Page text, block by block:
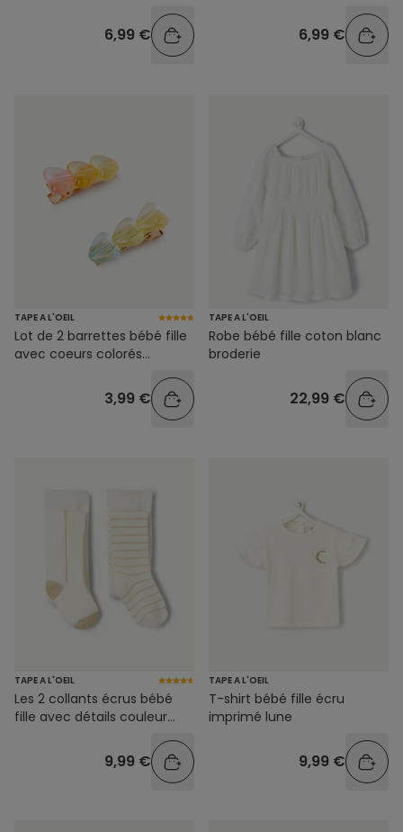
6,99 € 6,99 €
TAPE A L'OEIL
Lot de 2 barrettes bébé fille
avec coeurs colorés
3,99 €
TAPE A L'OEIL
Robe bébé fille coton blanc
broderie
22,99 €
TAPE A L'OEIL
Les 2 collants écrus bébé
fille avec détails couleur
9,99 €
TAPE A L'OEIL
T-shirt bébé fille écru
imprimé lune
9,99 €